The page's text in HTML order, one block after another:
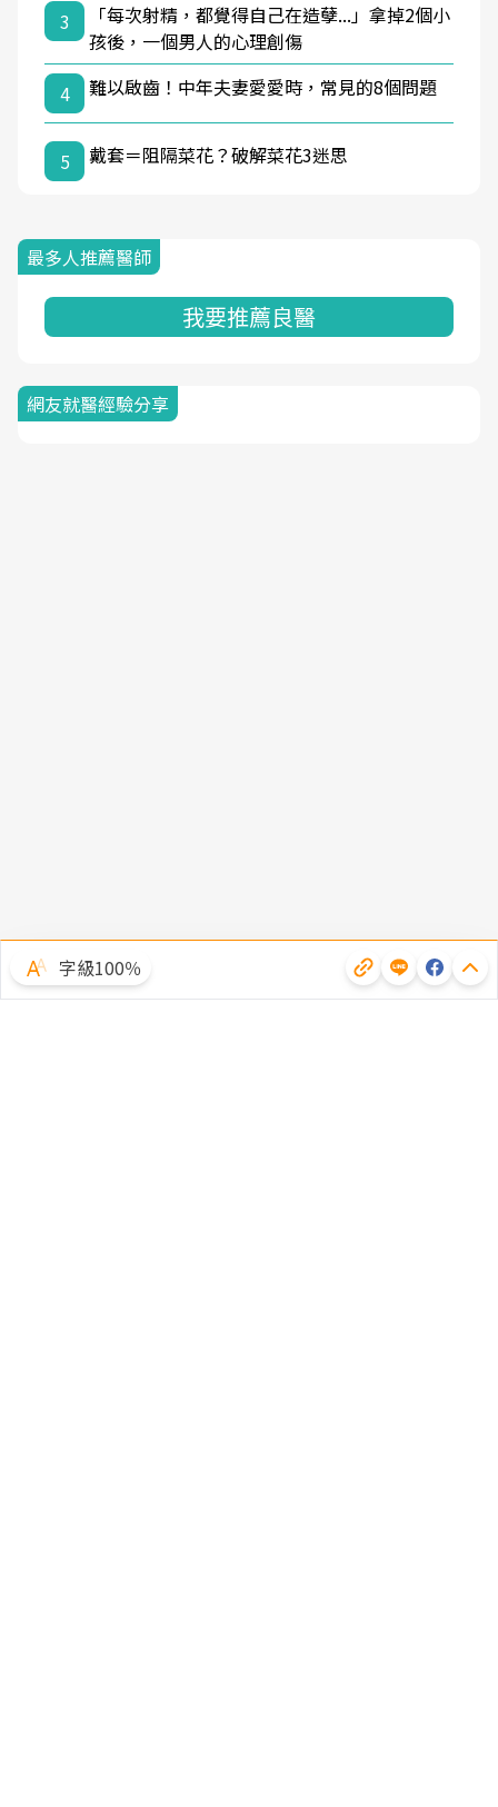
3
「每次射精，都覺得自己在造孽...」拿掉2個小
孩後，一個男人的心理創傷
4
難以啟齒！中年夫妻愛愛時，常見的8個問題
5 戴套＝阻隔菜花？破解菜花3迷思
最多人推薦醫師
我要推薦良醫
網友就醫經驗分享
字級100％